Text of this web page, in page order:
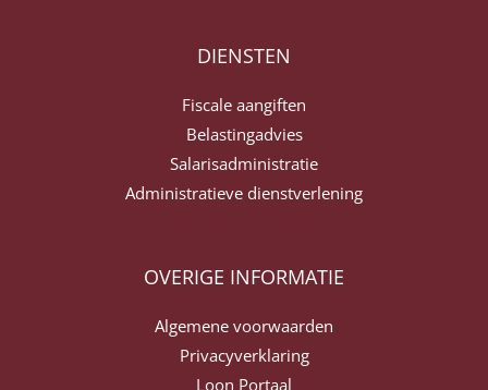
DIENSTEN
Fiscale aangiften
Belastingadvies
Salarisadministratie
Administratieve dienstverlening
OVERIGE INFORMATIE
Algemene voorwaarden
Privacyverklaring
Loon Portaal